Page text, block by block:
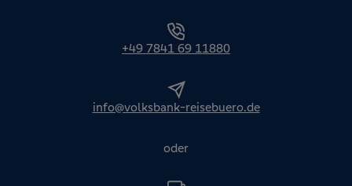
+49 7841 69 11880
info@volksbank-reisebuero.de
oder